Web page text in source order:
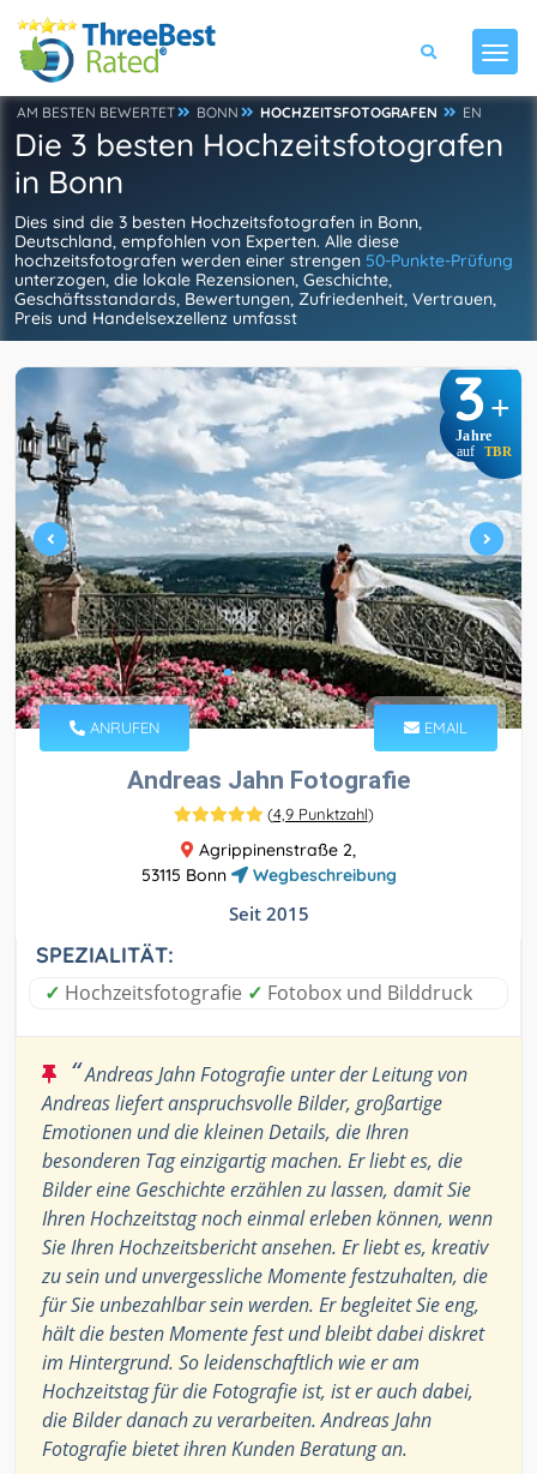
AM BESTEN BEWERTET BONN HOCHZEITSFOTOGRAFEN EN
Die 3 besten Hochzeitsfotografen
in Bonn
Dies sind die 3 besten Hochzeitsfotografen in Bonn,
Deutschland, empfohlen von Experten. Alle diese
hochzeitsfotografen werden einer strengen 50-Punkte-Prüfung
unterzogen, die lokale Rezensionen, Geschichte,
Geschäftsstandards, Bewertungen, Zufriedenheit, Vertrauen,
Preis und Handelsexzellenz umfasst
3+
Jahre
auf TBR
ANRUFEN EMAIL
Andreas Jahn Fotografie
(4,9 Punktzahl)
Agrippinenstraße 2,
53115 Bonn
Wegbeschreibung
Seit 2015
SPEZIALITÄT:
✓ Hochzeitsfotografie ✓ Fotobox und Bilddruck
“Andreas Jahn Fotografie unter der Leitung von
Andreas liefert anspruchsvolle Bilder, großartige
Emotionen und die kleinen Details, die Ihren
besonderen Tag einzigartig machen. Er liebt es, die
Bilder eine Geschichte erzählen zu lassen, damit Sie
Ihren Hochzeitstag noch einmal erleben können, wenn
Sie Ihren Hochzeitsbericht ansehen. Er liebt es, kreativ
zu sein und unvergessliche Momente festzuhalten, die
für Sie unbezahlbar sein werden. Er begleitet Sie eng,
hält die besten Momente fest und bleibt dabei diskret
im Hintergrund. So leidenschaftlich wie er am
Hochzeitstag für die Fotografie ist, ist er auch dabei,
die Bilder danach zu verarbeiten. Andreas Jahn
Fotografie bietet ihren Kunden Beratung an.